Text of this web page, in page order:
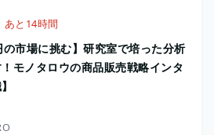
あと14時間
の市場に挑む】研究室で培った分析
モノタロウの商品販売戦略インタ